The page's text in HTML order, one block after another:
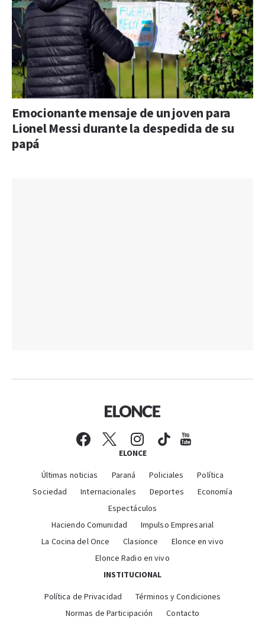
Emocionante mensaje de un joven para
Lionel Messi durante la despedida de su
papá
ELONCE
Últimas noticias Paraná Policiales
Política
Sociedad
Internacionales Deportes
Economía
Espectáculos
Haciendo Comunidad
Impulso Empresarial
La Cocina del Once
Clasionce
Elonce en vivo
Elonce Radio en vivo
INSTITUCIONAL
Política de Privacidad
Términos y Condiciones
Normas de Participación
Contacto